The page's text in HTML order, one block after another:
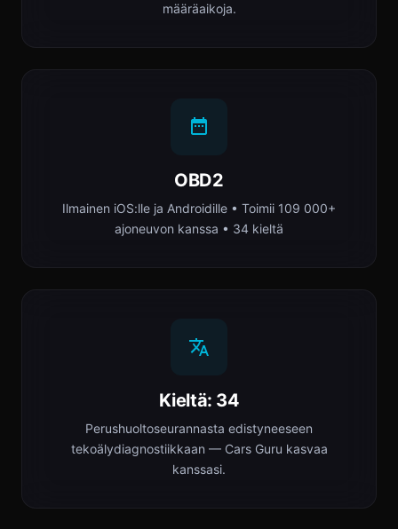
määräaikoja.
OBD2
Ilmainen iOS:lle ja Androidille • Toimii 109 000+
ajoneuvon kanssa • 34 kieltä
Kieltä: 34
Perushuoltoseurannasta edistyneeseen
tekoälydiagnostiikkaan — Cars Guru kasvaa
kanssasi.